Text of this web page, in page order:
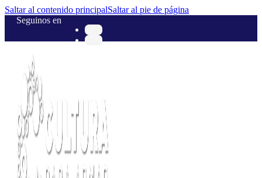
Saltar al contenido principalSaltar al pie de página
Seguinos en